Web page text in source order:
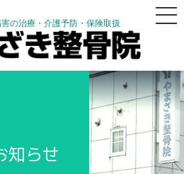
の治療・介護予防・保険取扱
知らせ